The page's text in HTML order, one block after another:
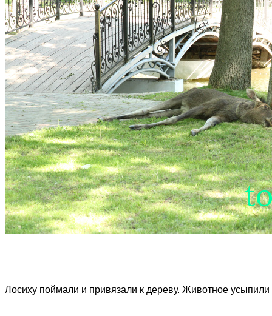
Лосиху поймали и привязали к дереву. Животное